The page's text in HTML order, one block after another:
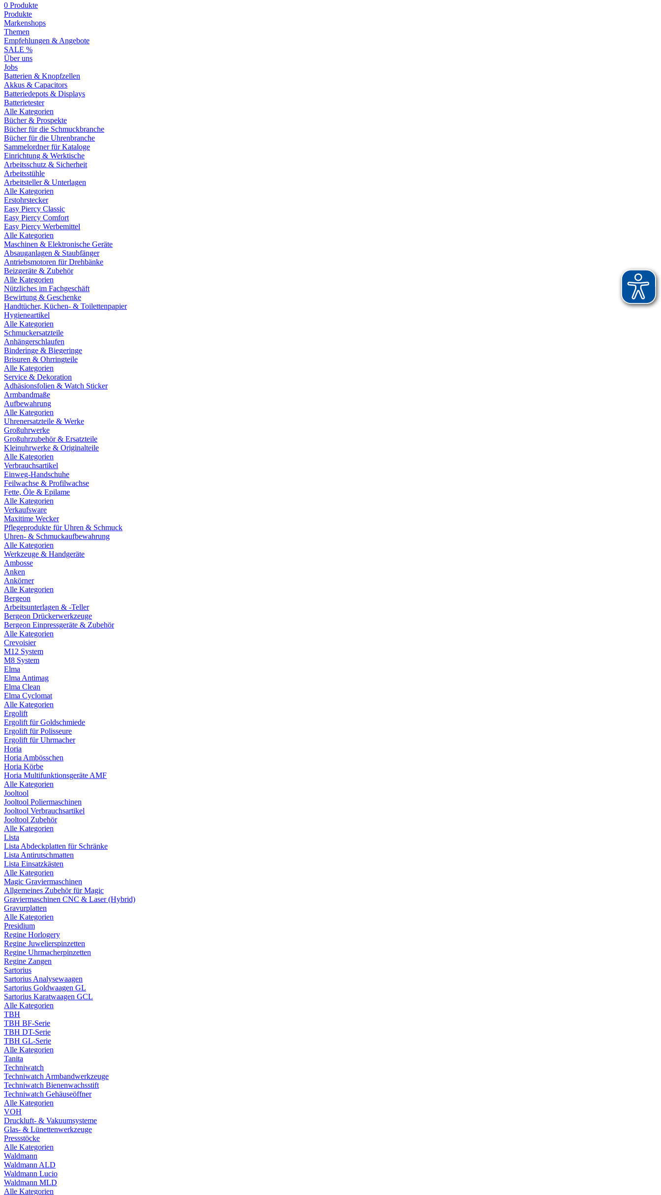
0 Produkte
Produkte
Markenshops
Themen
Empfehlungen & Angebote
SALE %
Über uns
Jobs
Batterien & Knopfzellen
Akkus & Capacitors
Batteriedepots & Displays
Batterietester
Alle Kategorien
Bücher & Prospekte
Bücher für die Schmuckbranche
Bücher für die Uhrenbranche
Sammelordner für Kataloge
Einrichtung & Werktische
Arbeitsschutz & Sicherheit
Arbeitsstühle
Arbeitsteller & Unterlagen
Alle Kategorien
Erstohrstecker
Easy Piercy Classic
Easy Piercy Comfort
Easy Piercy Werbemittel
Alle Kategorien
Maschinen & Elektronische Geräte
Absauganlagen & Staubfänger
Antriebsmotoren für Drehbänke
Beizgeräte & Zubehör
Alle Kategorien
Nützliches im Fachgeschäft
Bewirtung & Geschenke
Handtücher, Küchen- & Toilettenpapier
Hygieneartikel
Alle Kategorien
Schmuckersatzteile
Anhängerschlaufen
Binderinge & Biegeringe
Brisuren & Ohrringteile
Alle Kategorien
Service & Dekoration
Adhäsionsfolien & Watch Sticker
Armbandmaße
Aufbewahrung
Alle Kategorien
Uhrenersatzteile & Werke
Großuhrwerke
Großuhrzubehör & Ersatzteile
Kleinuhrwerke & Originalteile
Alle Kategorien
Verbrauchsartikel
Einweg-Handschuhe
Feilwachse & Profilwachse
Fette, Öle & Epilame
Alle Kategorien
Verkaufsware
Maxitime Wecker
Pflegeprodukte für Uhren & Schmuck
Uhren- & Schmuckaufbewahrung
Alle Kategorien
Werkzeuge & Handgeräte
Ambosse
Anken
Ankörner
Alle Kategorien
Bergeon
Arbeitsunterlagen & -Teller
Bergeon Drückerwerkzeuge
Bergeon Einpressgeräte & Zubehör
Alle Kategorien
Crevoisier
M12 System
M8 System
Elma
Elma Antimag
Elma Clean
Elma Cyclomat
Alle Kategorien
Ergolift
Ergolift für Goldschmiede
Ergolift für Polisseure
Ergolift für Uhrmacher
Horia
Horia Ambösschen
Horia Körbe
Horia Multifunktionsgeräte AMF
Alle Kategorien
Jooltool
Jooltool Poliermaschinen
Jooltool Verbrauchsartikel
Jooltool Zubehör
Alle Kategorien
Lista
Lista Abdeckplatten für Schränke
Lista Antirutschmatten
Lista Einsatzkästen
Alle Kategorien
Magic Graviermaschinen
Allgemeines Zubehör für Magic
Graviermaschinen CNC & Laser (Hybrid)
Gravurplatten
Alle Kategorien
Presidium
Regine Horlogery
Regine Juwelierspinzetten
Regine Uhrmacherpinzetten
Regine Zangen
Sartorius
Sartorius Analysewaagen
Sartorius Goldwaagen GL
Sartorius Karatwaagen GCL
Alle Kategorien
TBH
TBH BF-Serie
TBH DT-Serie
TBH GL-Serie
Alle Kategorien
Tanita
Techniwatch
Techniwatch Armbandwerkzeuge
Techniwatch Bienenwachsstift
Techniwatch Gehäuseöffner
Alle Kategorien
VOH
Druckluft- & Vakuumsysteme
Glas- & Lünettenwerkzeuge
Pressstöcke
Alle Kategorien
Waldmann
Waldmann ALD
Waldmann Lucio
Waldmann MLD
Alle Kategorien